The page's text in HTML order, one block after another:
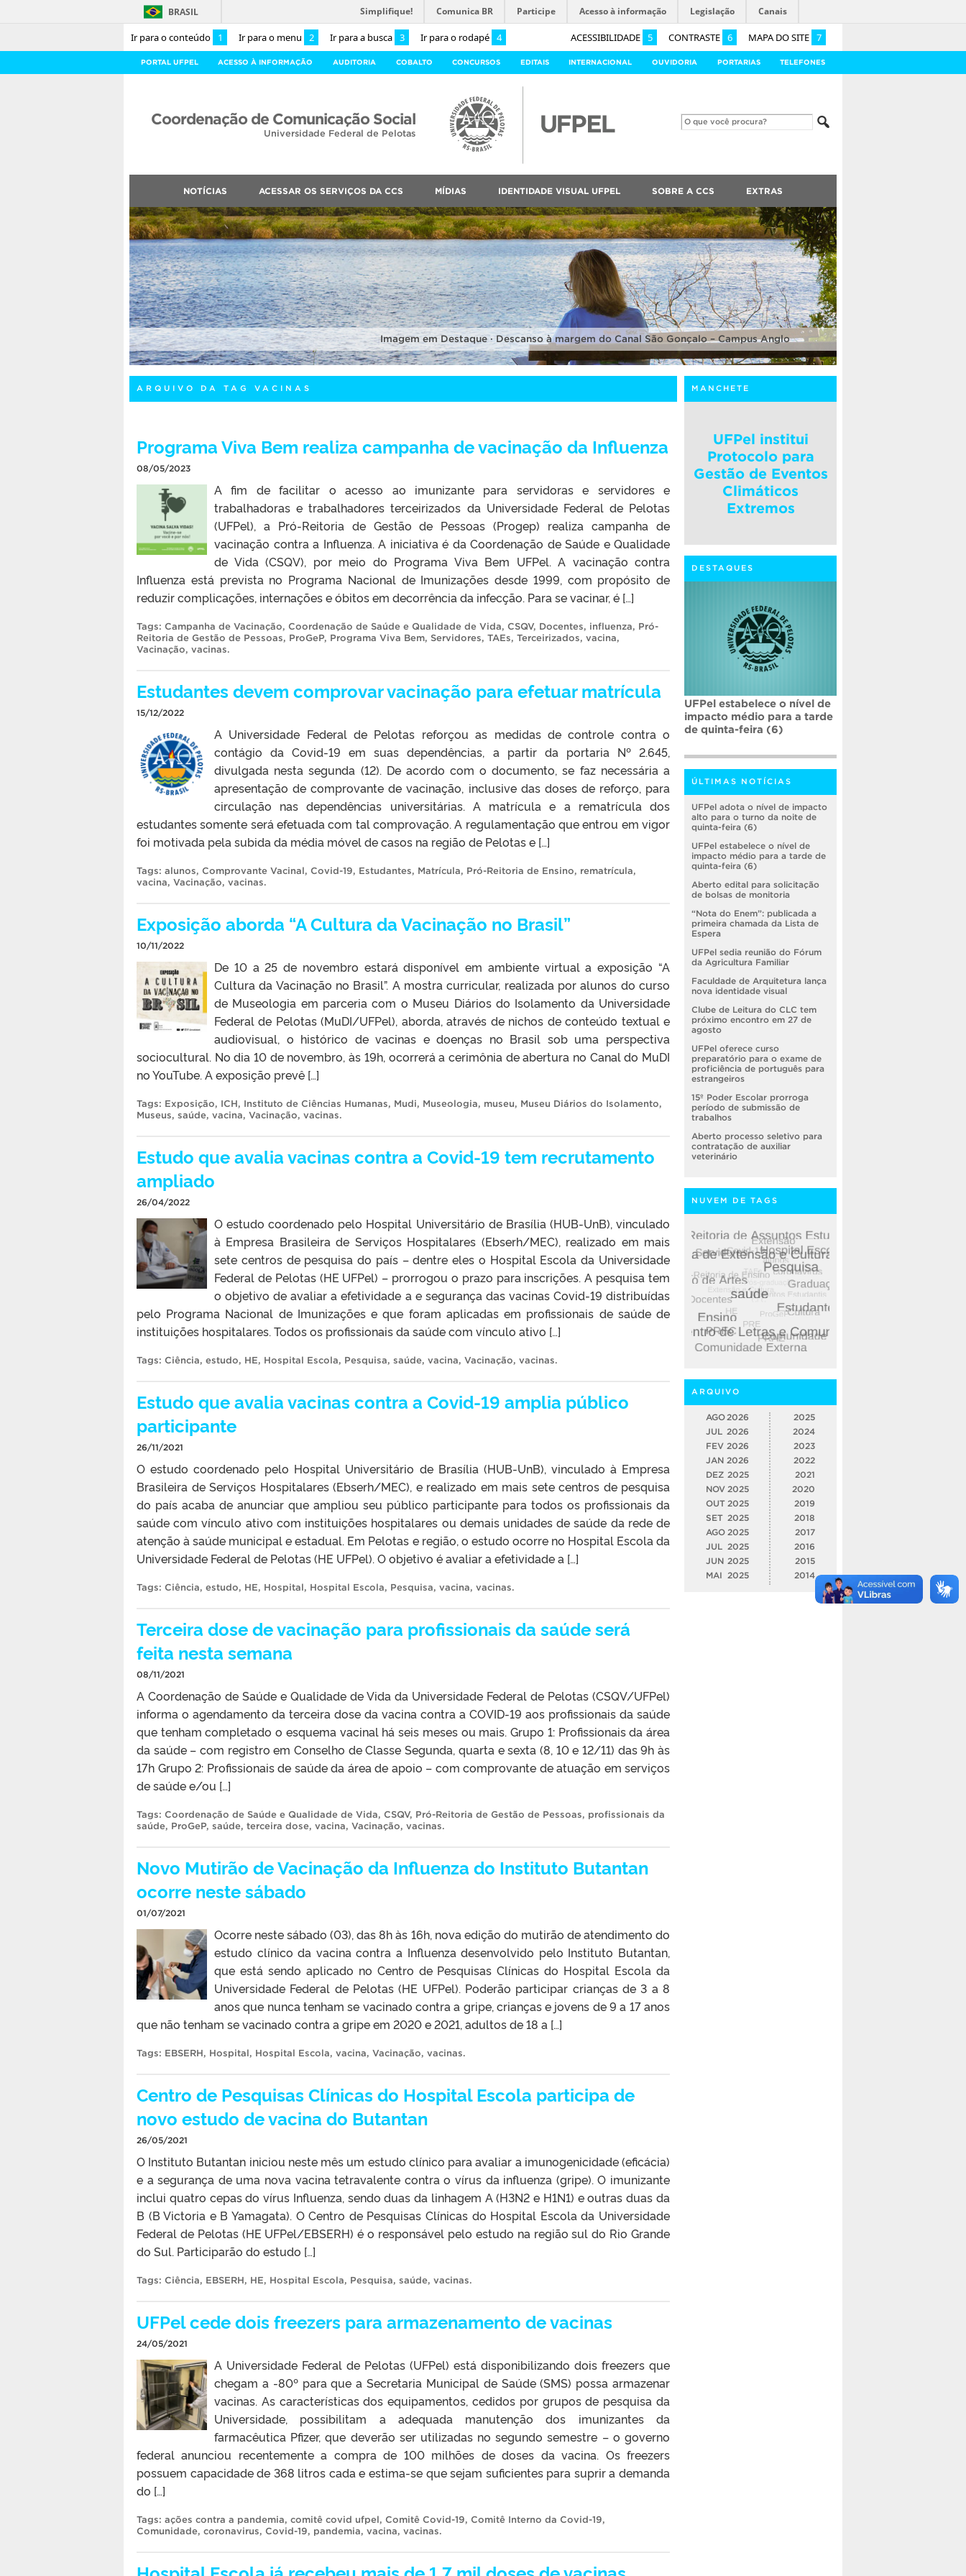
Ir para o conteúdo 1 Ir para o menu 2 Ir para a busca 3 Ir para o rodapé 4 ACESSIBILIDADE 5 CONTRASTE 6 MAPA DO SITE 7
BRASIL Simplifique! Comunica BR Participe Acesso à informação Legislação Canais
PORTAL UFPEL ACESSO À INFORMAÇÃO AUDITORIA COBALTO CONCURSOS EDITAIS INTERNACIONAL OUVIDORIA PORTARIAS TELEFONES
Coordenação de Comunicação Social
Universidade Federal de Pelotas
NOTÍCIAS ACESSAR OS SERVIÇOS DA CCS MÍDIAS IDENTIDADE VISUAL UFPEL SOBRE A CCS EXTRAS
Imagem em Destaque · Descanso à margem do Canal São Gonçalo – Campus Anglo
ARQUIVO DA TAG VACINAS
Programa Viva Bem realiza campanha de vacinação da Influenza
08/05/2023
A fim de facilitar o acesso ao imunizante para servidoras e servidores e
trabalhadoras e trabalhadores terceirizados da Universidade Federal de Pelotas
(UFPel), a Pró-Reitoria de Gestão de Pessoas (Progep) realiza campanha de
vacinação contra a Influenza. A iniciativa é da Coordenação de Saúde e Qualidade
de Vida (CSQV), por meio do Programa Viva Bem UFPel. A vacinação contra
Influenza está prevista no Programa Nacional de Imunizações desde 1999, com propósito de
reduzir complicações, internações e óbitos em decorrência da infecção. Para se vacinar, é […]
Tags: Campanha de Vacinação, Coordenação de Saúde e Qualidade de Vida, CSQV, Docentes, influenza, Pró-
Reitoria de Gestão de Pessoas, ProGeP, Programa Viva Bem, Servidores, TAEs, Terceirizados, vacina,
Vacinação, vacinas.
Estudantes devem comprovar vacinação para efetuar matrícula
15/12/2022
A Universidade Federal de Pelotas reforçou as medidas de controle contra o
contágio da Covid-19 em suas dependências, a partir da portaria Nº 2.645,
divulgada nesta segunda (12). De acordo com o documento, se faz necessária a
apresentação de comprovante de vacinação, inclusive das doses de reforço, para
circulação nas dependências universitárias. A matrícula e a rematrícula dos
estudantes somente será efetuada com tal comprovação. A regulamentação que entrou em vigor
foi motivada pela subida da média móvel de casos na região de Pelotas e […]
Tags: alunos, Comprovante Vacinal, Covid-19, Estudantes, Matrícula, Pró-Reitoria de Ensino, rematrícula,
vacina, Vacinação, vacinas.
Exposição aborda “A Cultura da Vacinação no Brasil”
10/11/2022
De 10 a 25 de novembro estará disponível em ambiente virtual a exposição “A
Cultura da Vacinação no Brasil”. A mostra curricular, realizada por alunos do curso
de Museologia em parceria com o Museu Diários do Isolamento da Universidade
Federal de Pelotas (MuDI/UFPel), aborda, através de nichos de conteúdo textual e
audiovisual, o histórico de vacinas e doenças no Brasil sob uma perspectiva
sociocultural. No dia 10 de novembro, às 19h, ocorrerá a cerimônia de abertura no Canal do MuDI
no YouTube. A exposição prevê […]
Tags: Exposição, ICH, Instituto de Ciências Humanas, Mudi, Museologia, museu, Museu Diários do Isolamento,
Museus, saúde, vacina, Vacinação, vacinas.
Estudo que avalia vacinas contra a Covid-19 tem recrutamento
ampliado
26/04/2022
O estudo coordenado pelo Hospital Universitário de Brasília (HUB-UnB), vinculado
à Empresa Brasileira de Serviços Hospitalares (Ebserh/MEC), realizado em mais
sete centros de pesquisa do país – dentre eles o Hospital Escola da Universidade
Federal de Pelotas (HE UFPel) – prorrogou o prazo para inscrições. A pesquisa tem
o objetivo de avaliar a efetividade a e segurança das vacinas Covid-19 distribuídas
pelo Programa Nacional de Imunizações e que foram aplicadas em profissionais de saúde de
instituições hospitalares. Todos os profissionais da saúde com vínculo ativo […]
Tags: Ciência, estudo, HE, Hospital Escola, Pesquisa, saúde, vacina, Vacinação, vacinas.
Estudo que avalia vacinas contra a Covid-19 amplia público
participante
26/11/2021
O estudo coordenado pelo Hospital Universitário de Brasília (HUB-UnB), vinculado à Empresa
Brasileira de Serviços Hospitalares (Ebserh/MEC), e realizado em mais sete centros de pesquisa
do país acaba de anunciar que ampliou seu público participante para todos os profissionais da
saúde com vínculo ativo com instituições hospitalares ou demais unidades de saúde da rede de
atenção à saúde municipal e estadual. Em Pelotas e região, o estudo ocorre no Hospital Escola da
Universidade Federal de Pelotas (HE UFPel). O objetivo é avaliar a efetividade a […]
Tags: Ciência, estudo, HE, Hospital, Hospital Escola, Pesquisa, vacina, vacinas.
Terceira dose de vacinação para profissionais da saúde será
feita nesta semana
08/11/2021
A Coordenação de Saúde e Qualidade de Vida da Universidade Federal de Pelotas (CSQV/UFPel)
informa o agendamento da terceira dose da vacina contra a COVID-19 aos profissionais da saúde
que tenham completado o esquema vacinal há seis meses ou mais. Grupo 1: Profissionais da área
da saúde – com registro em Conselho de Classe Segunda, quarta e sexta (8, 10 e 12/11) das 9h às
17h Grupo 2: Profissionais de saúde da área de apoio – com comprovante de atuação em serviços
de saúde e/ou […]
Tags: Coordenação de Saúde e Qualidade de Vida, CSQV, Pró-Reitoria de Gestão de Pessoas, profissionais da
saúde, ProGeP, saúde, terceira dose, vacina, Vacinação, vacinas.
Novo Mutirão de Vacinação da Influenza do Instituto Butantan
ocorre neste sábado
01/07/2021
Ocorre neste sábado (03), das 8h às 16h, nova edição do mutirão de atendimento do
estudo clínico da vacina contra a Influenza desenvolvido pelo Instituto Butantan,
que está sendo aplicado no Centro de Pesquisas Clínicas do Hospital Escola da
Universidade Federal de Pelotas (HE UFPel). Poderão participar crianças de 3 a 8
anos que nunca tenham se vacinado contra a gripe, crianças e jovens de 9 a 17 anos
que não tenham se vacinado contra a gripe em 2020 e 2021, adultos de 18 a […]
Tags: EBSERH, Hospital, Hospital Escola, vacina, Vacinação, vacinas.
Centro de Pesquisas Clínicas do Hospital Escola participa de
novo estudo de vacina do Butantan
26/05/2021
O Instituto Butantan iniciou neste mês um estudo clínico para avaliar a imunogenicidade (eficácia)
e a segurança de uma nova vacina tetravalente contra o vírus da influenza (gripe). O imunizante
inclui quatro cepas do vírus Influenza, sendo duas da linhagem A (H3N2 e H1N1) e outras duas da
B (B Victoria e B Yamagata). O Centro de Pesquisas Clínicas do Hospital Escola da Universidade
Federal de Pelotas (HE UFPel/EBSERH) é o responsável pelo estudo na região sul do Rio Grande
do Sul. Participarão do estudo […]
Tags: Ciência, EBSERH, HE, Hospital Escola, Pesquisa, saúde, vacinas.
UFPel cede dois freezers para armazenamento de vacinas
24/05/2021
A Universidade Federal de Pelotas (UFPel) está disponibilizando dois freezers que
chegam a -80º para que a Secretaria Municipal de Saúde (SMS) possa armazenar
vacinas. As características dos equipamentos, cedidos por grupos de pesquisa da
Universidade, possibilitam a adequada manutenção dos imunizantes da
farmacêutica Pfizer, que deverão ser utilizadas no segundo semestre – o governo
federal anunciou recentemente a compra de 100 milhões de doses da vacina. Os freezers
possuem capacidade de 368 litros cada e estima-se que sejam suficientes para suprir a demanda
do […]
Tags: ações contra a pandemia, comitê covid ufpel, Comitê Covid-19, Comitê Interno da Covid-19,
Comunidade, coronavirus, Covid-19, pandemia, vacina, vacinas.
MANCHETE
UFPel institui
Protocolo para
Gestão de Eventos
Climáticos
Extremos
DESTAQUES
UFPel estabelece o nível de
impacto médio para a tarde
de quinta-feira (6)
ÚLTIMAS NOTÍCIAS
UFPel adota o nível de impacto
alto para o turno da noite de
quinta-feira (6)
UFPel estabelece o nível de
impacto médio para a tarde de
quinta-feira (6)
Aberto edital para solicitação
de bolsas de monitoria
“Nota do Enem”: publicada a
primeira chamada da Lista de
Espera
UFPel sedia reunião do Fórum
da Agricultura Familiar
Faculdade de Arquitetura lança
nova identidade visual
Clube de Leitura do CLC tem
próximo encontro em 27 de
agosto
UFPel oferece curso
preparatório para o exame de
proficiência de português para
estrangeiros
15º Poder Escolar prorroga
período de submissão de
trabalhos
Aberto processo seletivo para
contratação de auxiliar
veterinário
NUVEM DE TAGS
ARQUIVO
AGO 2026
JUL 2026
FEV 2026
JAN 2026
DEZ 2025
NOV 2025
OUT 2025
SET 2025
AGO 2025
JUL
2025
JUN 2025
MAI
2025
2025
2024
2023
2022
2021
2020
2019
2018
2017
2016
2015
2014